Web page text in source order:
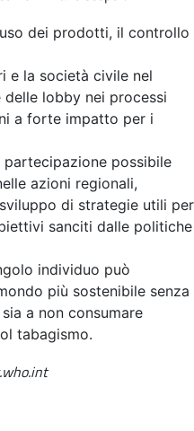
dei prodotti, il controllo
e la società civile nel
lobby nei processi
a forte impatto per i
possibile
azioni regionali,
di strategie utili per
sanciti dalle politiche
individuo può
più sostenibile senza
a non consumare
tabagismo.